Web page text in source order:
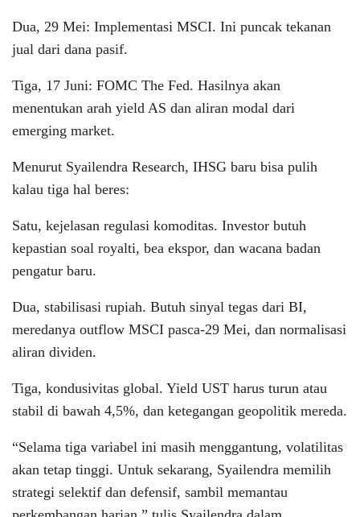
Dua, 29 Mei: Implementasi MSCI. Ini puncak tekanan
jual dari dana pasif.
Tiga, 17 Juni: FOMC The Fed. Hasilnya akan
menentukan arah yield AS dan aliran modal dari
emerging market.
Menurut Syailendra Research, IHSG baru bisa pulih
kalau tiga hal beres:
Satu, kejelasan regulasi komoditas. Investor butuh
kepastian soal royalti, bea ekspor, dan wacana badan
pengatur baru.
Dua, stabilisasi rupiah. Butuh sinyal tegas dari BI,
meredanya outflow MSCI pasca-29 Mei, dan normalisasi
aliran dividen.
Tiga, kondusivitas global. Yield UST harus turun atau
stabil di bawah 4,5%, dan ketegangan geopolitik mereda.
“Selama tiga variabel ini masih menggantung, volatilitas
akan tetap tinggi. Untuk sekarang, Syailendra memilih
strategi selektif dan defensif, sambil memantau